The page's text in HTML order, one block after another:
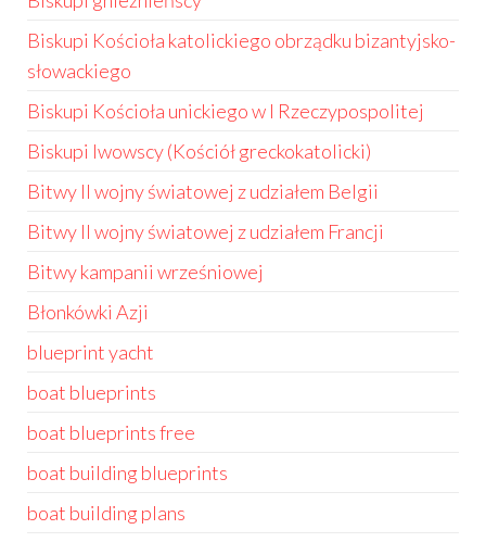
Biskupi Kościoła katolickiego obrządku bizantyjsko-
słowackiego
Biskupi Kościoła unickiego w I Rzeczypospolitej
Biskupi lwowscy (Kościół greckokatolicki)
Bitwy II wojny światowej z udziałem Belgii
Bitwy II wojny światowej z udziałem Francji
Bitwy kampanii wrześniowej
Błonkówki Azji
blueprint yacht
boat blueprints
boat blueprints free
boat building blueprints
boat building plans